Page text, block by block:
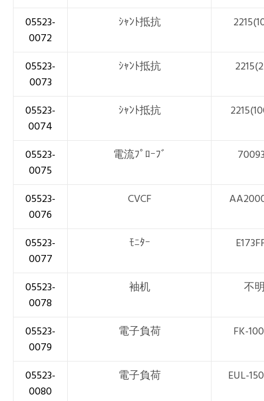
05523-
0072
ｼｬﾝﾄ抵抗
05523-
0073
ｼｬﾝﾄ抵抗
05523-
0074
ｼｬﾝﾄ抵抗
05523-
0075
電流ﾌﾟﾛｰﾌﾞ
05523-
0076
CVCF
05523-
0077
ﾓﾆﾀｰ
05523-
0078
袖机 不
05523-
0079
電子負荷 FK-
05523-
0080
電子負荷 EUL-